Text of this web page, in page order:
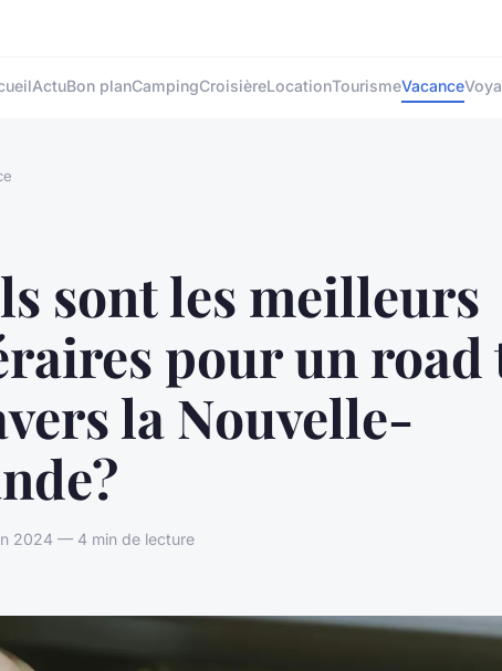
ActuBon planCampingCroisièreLocationTourismeVacance
sont les meilleurs
pour un
la Nouvelle-
2024 — 4 min de lecture